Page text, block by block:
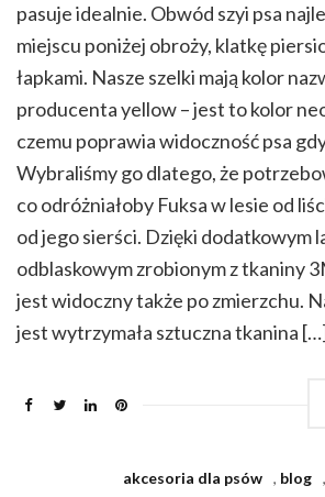
pasuje idealnie. Obwód szyi psa
miejscu poniżej obroży, klatkę
łapkami. Nasze szelki mają kolor
producenta yellow – jest to kolor
czemu poprawia widoczność psa
Wybraliśmy go dlatego, że
co odróżniałoby Fuksa w lesie od
od jego sierści. Dzięki dodatkowym
odblaskowym zrobionym z tkaniny
jest widoczny także po zmierzchu.
jest wytrzymała sztuczna tkanina
akcesoria dla psów , blog ,